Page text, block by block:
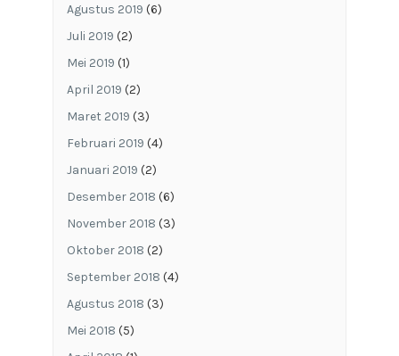
Agustus 2019 (6)
Juli 2019 (2)
Mei 2019 (1)
April 2019 (2)
Maret 2019 (3)
Februari 2019 (4)
Januari 2019 (2)
Desember 2018 (6)
November 2018 (3)
Oktober 2018 (2)
September 2018 (4)
Agustus 2018 (3)
Mei 2018 (5)